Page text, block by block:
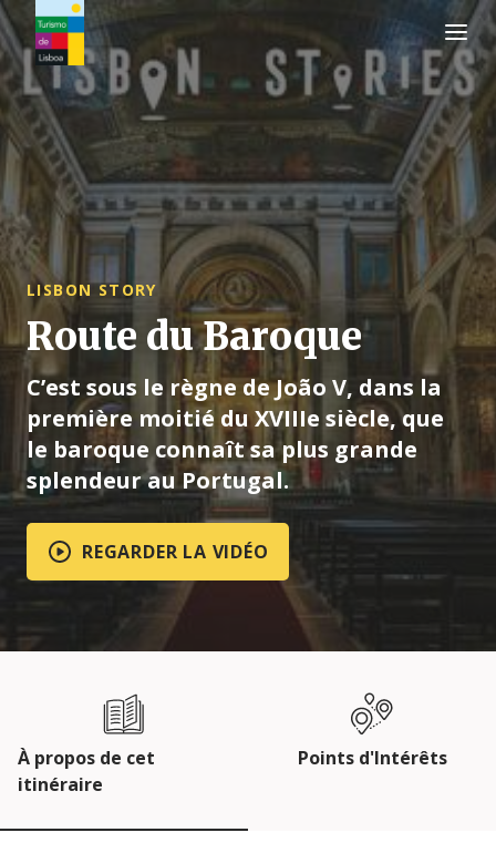
Logo de Turismo de Lisboa
LISBON STORY
Route du Baroque
C’est sous le règne de João V, dans la
première moitié du XVIIIe siècle, que
le baroque connaît sa plus grande
splendeur au Portugal.
REGARDER LA VIDÉO
À propos de cet
itinéraire
Points d'Intérêts